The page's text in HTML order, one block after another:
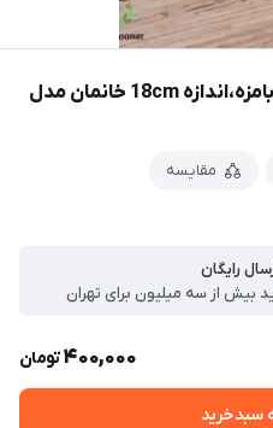
خرگوشک مخملی خوابیده ،نازو بامزه،اندازه 18cm خانمان مدل
مقایسه
رایگان
بیش از سه میلیون برای تهران
400,000تومان
سبدخرید